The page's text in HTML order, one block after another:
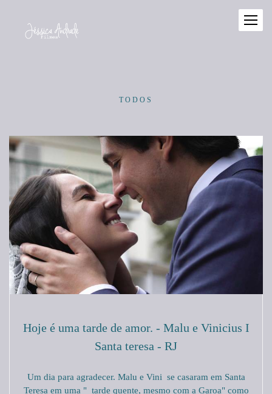
TODOS
Hoje é uma tarde de amor. - Malu e Vinicius I
Santa teresa - RJ
Um dia para agradecer. Malu e Vini se casaram em Santa
Teresa em uma " tarde quente, mesmo com a Garoa" como